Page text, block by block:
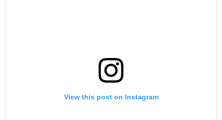
View this post on Instagram